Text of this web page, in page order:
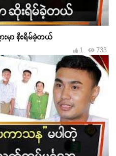
မှာ စိုးရိမ်ခဲ့တယ်
733
1